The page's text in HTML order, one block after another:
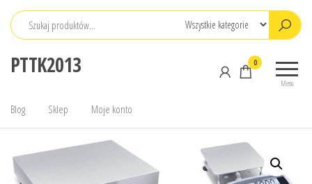
Przejdź
PTTK2013
Menu
0
Blog Sklep Moje konto